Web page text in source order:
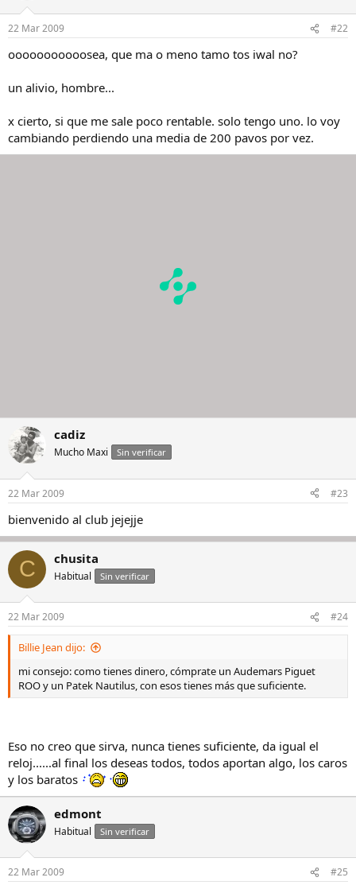
22 Mar 2009 #22
ooooooooooosea, que ma o meno tamo tos iwal no?
un alivio, hombre...
x cierto, si que me sale poco rentable. solo tengo uno. lo voy
cambiando perdiendo una media de 200 pavos por vez.
cadiz
Mucho Maxi Sin verificar
22 Mar 2009 #23
bienvenido al club jejejje
C chusita
Habitual Sin verificar
22 Mar 2009 #24
Billie Jean dijo:
mi consejo: como tienes dinero, cómprate un Audemars Piguet
ROO y un Patek Nautilus, con esos tienes más que suficiente.
Eso no creo que sirva, nunca tienes suficiente, da igual el
reloj......al final los deseas todos, todos aportan algo, los caros
y los baratos
edmont
Habitual Sin verificar
22 Mar 2009 #25